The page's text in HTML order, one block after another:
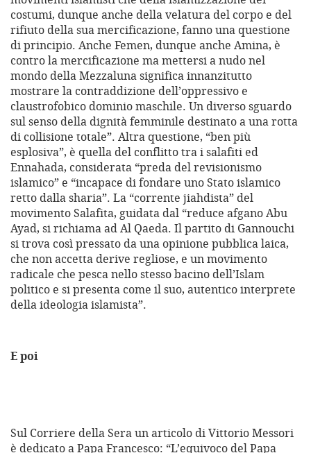
costumi, dunque anche della velatura del corpo e del
rifiuto della sua mercificazione, fanno una questione
di principio. Anche Femen, dunque anche Amina, è
contro la mercificazione ma mettersi a nudo nel
mondo della Mezzaluna significa innanzitutto
mostrare la contraddizione dell’oppressivo e
claustrofobico dominio maschile. Un diverso sguardo
sul senso della dignità femminile destinato a una rotta
di collisione totale”. Altra questione, “ben più
esplosiva”, è quella del conflitto tra i salafiti ed
Ennahada, considerata “preda del revisionismo
islamico” e “incapace di fondare uno Stato islamico
retto dalla sharia”. La “corrente jiahdista” del
movimento Salafita, guidata dal “reduce afgano Abu
Ayad, si richiama ad Al Qaeda. Il partito di Gannouchi
si trova così pressato da una opinione pubblica laica,
che non accetta derive regliose, e un movimento
radicale che pesca nello stesso bacino dell’Islam
politico e si presenta come il suo, autentico interprete
della ideologia islamista”.
E poi
Sul Corriere della Sera un articolo di Vittorio Messori
è dedicato a Papa Francesco: “L’equivoco del Papa